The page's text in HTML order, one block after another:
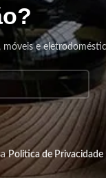
móveis e
Politica de Privacidade